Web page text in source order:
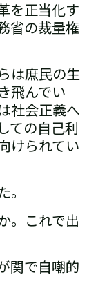
を正当化す
省の裁量権
は庶民の生
飛んでい
社会正義へ
ての自己利
けられてい
。
。これで出
関で自嘲的